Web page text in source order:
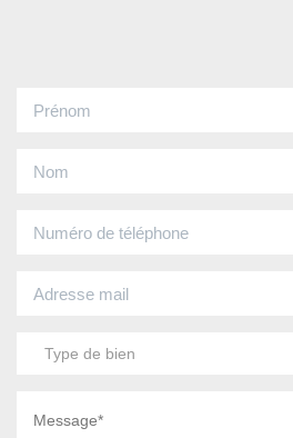
Type de bien